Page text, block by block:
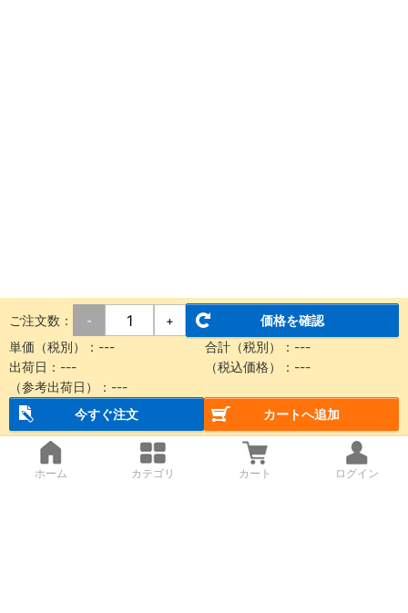
ご注文数： - +
価格を確認
単価（税別）： --- 合計（税別）： ---
出荷日： --- （税込価格）： ---
（参考出荷日）： ---
今すぐ注文
カートへ追加
ホーム カテゴリ カート ログイン